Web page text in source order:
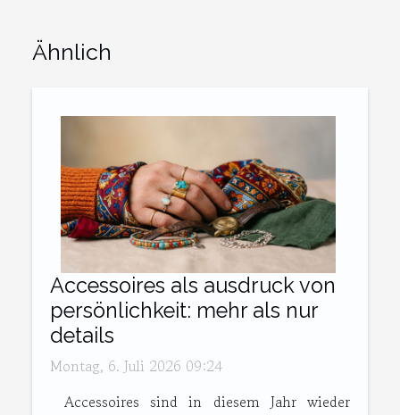
Ähnlich
Accessoires als ausdruck von
persönlichkeit: mehr als nur
details
Montag, 6. Juli 2026 09:24
Accessoires sind in diesem Jahr wieder